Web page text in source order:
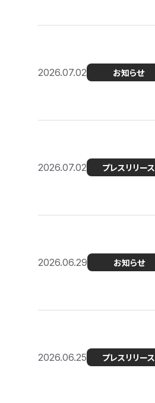
2026.07.02 お知らせ
2026.07.02 プレスリリース
2026.06.29 お知らせ
2026.06.25 プレスリリース